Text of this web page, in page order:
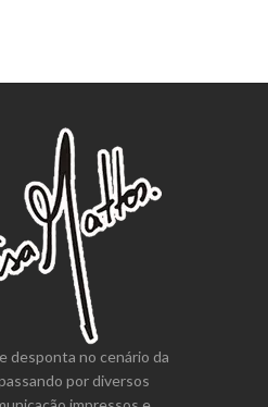
desponta no cenário da
por diversos